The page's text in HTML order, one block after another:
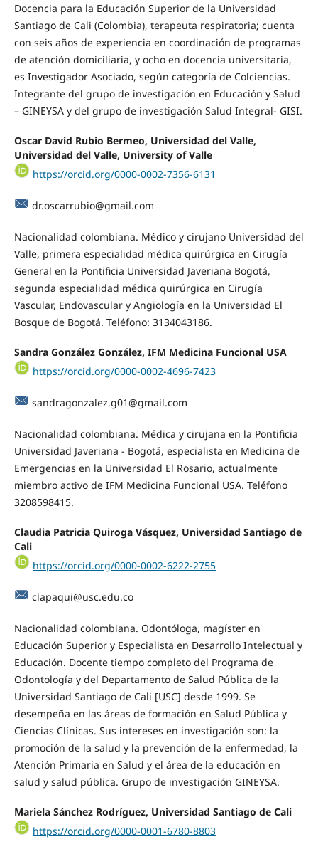
Docencia para la Educación Superior de la Universidad
Santiago de Cali (Colombia), terapeuta respiratoria; cuenta
con seis años de experiencia en coordinación de programas
de atención domiciliaria, y ocho en docencia universitaria,
es Investigador Asociado, según categoría de Colciencias.
Integrante del grupo de investigación en Educación y Salud
– GINEYSA y del grupo de investigación Salud Integral- GISI.
Oscar David Rubio Bermeo, Universidad del Valle,
Universidad del Valle, University of Valle
https://orcid.org/0000-0002-7356-6131
dr.oscarrubio@gmail.com
Nacionalidad colombiana. Médico y cirujano Universidad del
Valle, primera especialidad médica quirúrgica en Cirugía
General en la Pontificia Universidad Javeriana Bogotá,
segunda especialidad médica quirúrgica en Cirugía
Vascular, Endovascular y Angiología en la Universidad El
Bosque de Bogotá. Teléfono: 3134043186.
Sandra González González, IFM Medicina Funcional USA
https://orcid.org/0000-0002-4696-7423
sandragonzalez.g01@gmail.com
Nacionalidad colombiana. Médica y cirujana en la Pontificia
Universidad Javeriana - Bogotá, especialista en Medicina de
Emergencias en la Universidad El Rosario, actualmente
miembro activo de IFM Medicina Funcional USA. Teléfono
3208598415.
Claudia Patricia Quiroga Vásquez, Universidad Santiago de
Cali
https://orcid.org/0000-0002-6222-2755
clapaqui@usc.edu.co
Nacionalidad colombiana. Odontóloga, magíster en
Educación Superior y Especialista en Desarrollo Intelectual y
Educación. Docente tiempo completo del Programa de
Odontología y del Departamento de Salud Pública de la
Universidad Santiago de Cali [USC] desde 1999. Se
desempeña en las áreas de formación en Salud Pública y
Ciencias Clínicas. Sus intereses en investigación son: la
promoción de la salud y la prevención de la enfermedad, la
Atención Primaria en Salud y el área de la educación en
salud y salud pública. Grupo de investigación GINEYSA.
Mariela Sánchez Rodríguez, Universidad Santiago de Cali
https://orcid.org/0000-0001-6780-8803